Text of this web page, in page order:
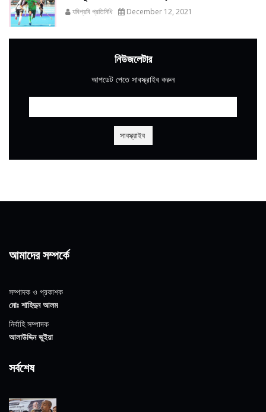
যবিপ্রবি প্রতিনিধি December 12, 2021
নিউজলেটার
আপডেট পেতে সাবস্ক্রাইব করুন
আমাদের সম্পর্কে
সম্পাদক ও প্রকাশক
মোঃ শাহিদুন আলম
নির্বাহি সম্পাদক
আলাউদ্দিন ভুইয়া
সর্বশেষ